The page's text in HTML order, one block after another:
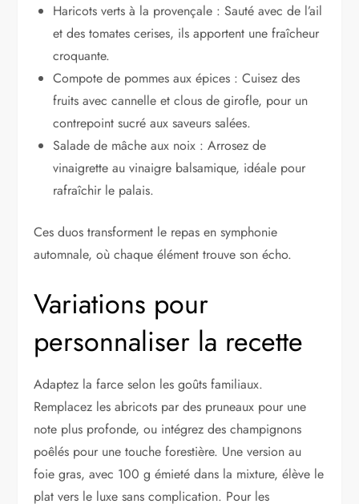
Haricots verts à la provençale : Sauté avec de l’ail
et des tomates cerises, ils apportent une fraîcheur
croquante.
Compote de pommes aux épices : Cuisez des
fruits avec cannelle et clous de girofle, pour un
contrepoint sucré aux saveurs salées.
Salade de mâche aux noix : Arrosez de
vinaigrette au vinaigre balsamique, idéale pour
rafraîchir le palais.
Ces duos transforment le repas en symphonie
automnale, où chaque élément trouve son écho.
Variations pour
personnaliser la recette
Adaptez la farce selon les goûts familiaux.
Remplacez les abricots par des pruneaux pour une
note plus profonde, ou intégrez des champignons
poêlés pour une touche forestière. Une version au
foie gras, avec 100 g émieté dans la mixture, élève le
plat vers le luxe sans complication. Pour les